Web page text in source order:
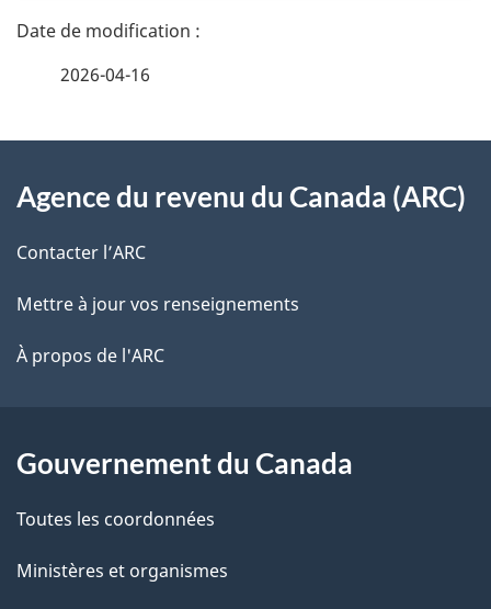
a
l
s
l
a
a
g
e
n
o
t
r
e
é
t
a
t
i
2026-04-16
propos
de
ce
site
Agence du revenu du Canada (ARC)
Contacter l’ARC
Mettre à jour vos renseignements
À propos de l'ARC
Gouvernement du Canada
Toutes les coordonnées
Ministères et organismes